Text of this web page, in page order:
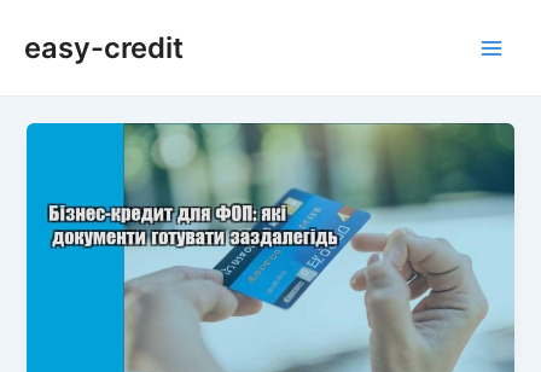
easy-credit
записів